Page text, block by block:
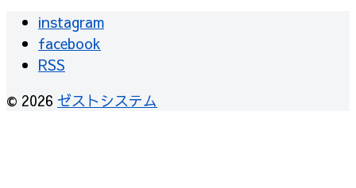
instagram
facebook
RSS
© 2026 ゼストシステム